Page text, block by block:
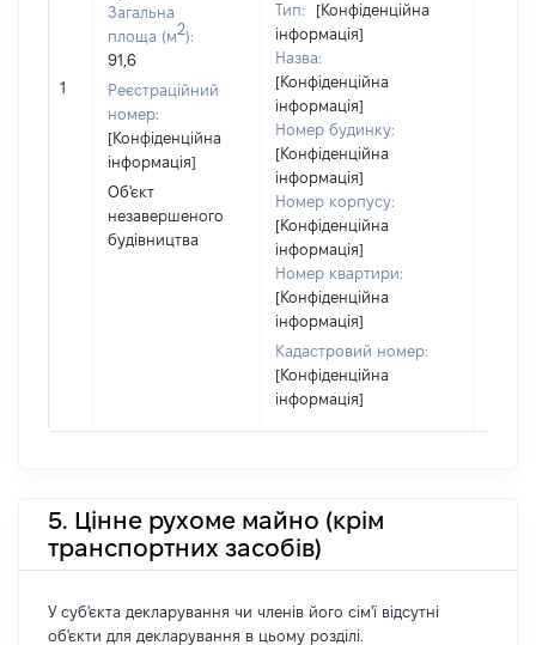
1
Загальна
площа (м2):
91,6
Реєстраційний
номер:
[Конфіденційна
інформація]
Об'єкт
незавершеного
будівництва
Тип:
[Конфіденційна
інформація]
Назва:
[Конфіденційна
інформація]
Номер будинку:
[Конфіденційна
інформація]
Номер корпусу:
[Конфіденційна
інформація]
Номер квартири:
[Конфіденційна
інформація]
Кадастровий номер:
[Конфіденційна
інформація]
5. Цінне рухоме майно (крім
транспортних засобів)
У суб'єкта декларування чи членів його сім'ї відсутні
об'єкти для декларування в цьому розділі.